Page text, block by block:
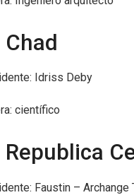
Chad
Idriss Deby
científico
Republica
Faustin – Archange